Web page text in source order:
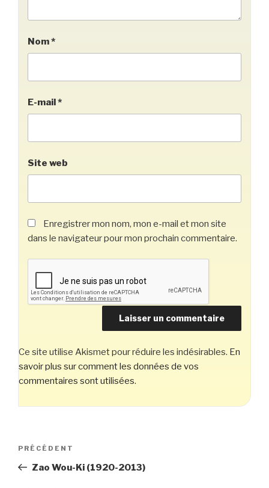
Nom*
E-mail*
Site web
Enregistrer mon nom, mon e-mail et mon site
dans le navigateur pour mon prochain commentaire.
Ce site utilise Akismet pour réduire les indésirables. En
savoir plus sur comment les données de vos
commentaires sont utilisées.
Navigation
l’article
Article
précédent
PRÉCÉDENT
Zao Wou-Ki (1920-2013)